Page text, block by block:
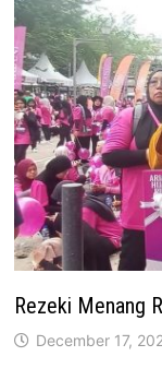
Rezeki Menang
December 17,